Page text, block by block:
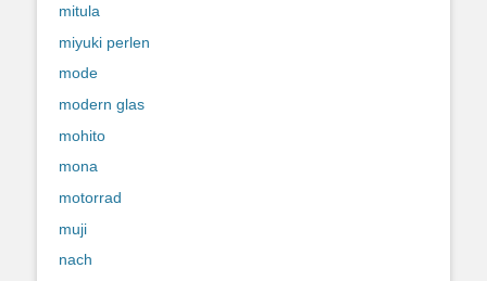
mitula
miyuki perlen
mode
modern glas
mohito
mona
motorrad
muji
nach